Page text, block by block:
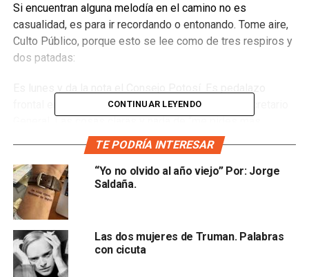
Si encuentran alguna melodía en el camino no es
casualidad, es para ir recordando o entonando. Tome aire,
Culto Público, porque esto se lee como de tres respiros y
dos patadas:
frontal en la agenda pública, ese día atiende el Secretario
después te vas” eso se quedó el domingo en el lleno de
Pandora y Flans. El anuncio oficial son dos puentes más
“salidaGuadalajara” y extender la “otra vía alterna”; la
anterior será por el momento abandonada por no llevar a
ningún lado. Tampoco los acuerdos con los propietarios
del “ningún lado”. Nadie se pasa de Gandalla. De lo ahí
acordado, la mitad se anuncia, la otra mitad se reserva
para otro día con más calma
CONTINUAR LEYENDO
TE PODRÍA INTERESAR
“Yo no olvido al año viejo” Por: Jorge
Saldaña.
Las dos mujeres de Truman. Palabras
con cicuta